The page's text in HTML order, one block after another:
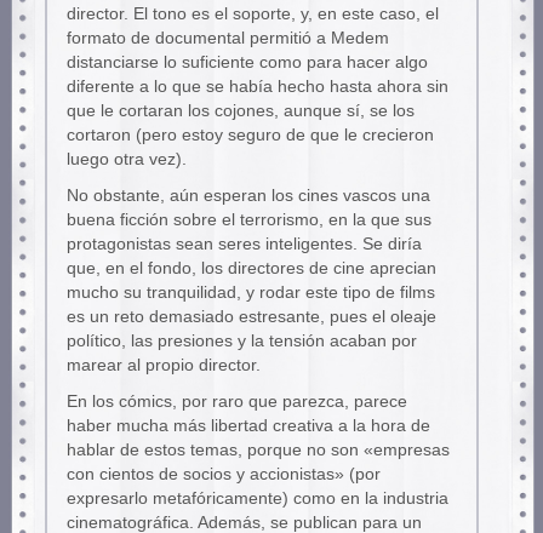
director. El tono es el soporte, y, en este caso, el
formato de documental permitió a Medem
distanciarse lo suficiente como para hacer algo
diferente a lo que se había hecho hasta ahora sin
que le cortaran los cojones, aunque sí, se los
cortaron (pero estoy seguro de que le crecieron
luego otra vez).
No obstante, aún esperan los cines vascos una
buena ficción sobre el terrorismo, en la que sus
protagonistas sean seres inteligentes. Se diría
que, en el fondo, los directores de cine aprecian
mucho su tranquilidad, y rodar este tipo de films
es un reto demasiado estresante, pues el oleaje
político, las presiones y la tensión acaban por
marear al propio director.
En los cómics, por raro que parezca, parece
haber mucha más libertad creativa a la hora de
hablar de estos temas, porque no son «empresas
con cientos de socios y accionistas» (por
expresarlo metafóricamente) como en la industria
cinematográfica. Además, se publican para un